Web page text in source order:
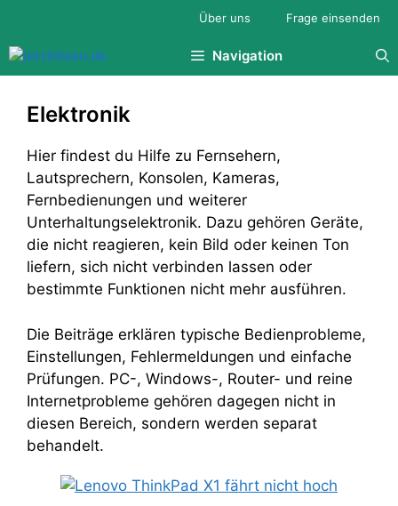
springen
Über uns Frage einsenden
Navigation
Elektronik
Hier findest du Hilfe zu Fernsehern,
Lautsprechern, Konsolen, Kameras,
Fernbedienungen und weiterer
Unterhaltungselektronik. Dazu gehören Geräte,
die nicht reagieren, kein Bild oder keinen Ton
liefern, sich nicht verbinden lassen oder
bestimmte Funktionen nicht mehr ausführen.
Die Beiträge erklären typische Bedienprobleme,
Einstellungen, Fehlermeldungen und einfache
Prüfungen. PC-, Windows-, Router- und reine
Internetprobleme gehören dagegen nicht in
diesen Bereich, sondern werden separat
behandelt.